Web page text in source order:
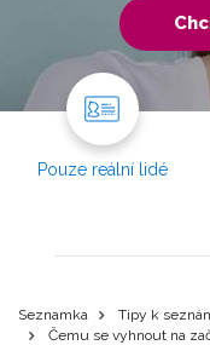
Pouze reální lidé
Seznamka Tipy k
Čemu se vyhnout na